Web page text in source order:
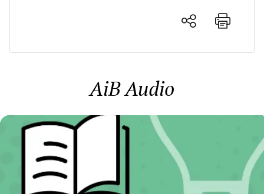
AiB Audio